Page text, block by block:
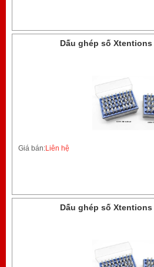
Dấu ghép số Xtentions
Giá bán:Liên hệ
Dấu ghép số Xtentions